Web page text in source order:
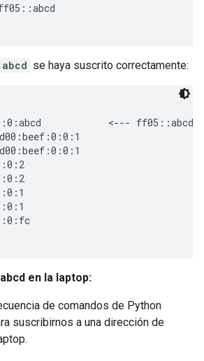
se haya suscrito correctamente:
<--- ff05::abcd
en la laptop:
de comandos de Python
suscribirnos a una dirección de